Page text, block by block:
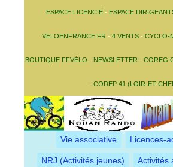
ESPACE LICENCIÉ- ESPACE
VELOENFRANCE.FR - 4 VENTS - CYCLO-
BOUTIQUE FFVÉLO - NEWSLETTER - COREG
- CODEP 41 (LOIR-ET-
Vie associative Licences-
NRJ (Activités jeunes) Activités